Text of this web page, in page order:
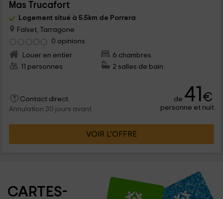
Mas Trucafort
Logement situé à 5.5km de Porrera
Falset, Tarragone
0 opinions
Louer en entier
6 chambres
11 personnes
2 salles de bain
Contact direct
Annulation 30 jours avant
de 41€
personne et nuit
VOIR L’OFFRE
CARTES-